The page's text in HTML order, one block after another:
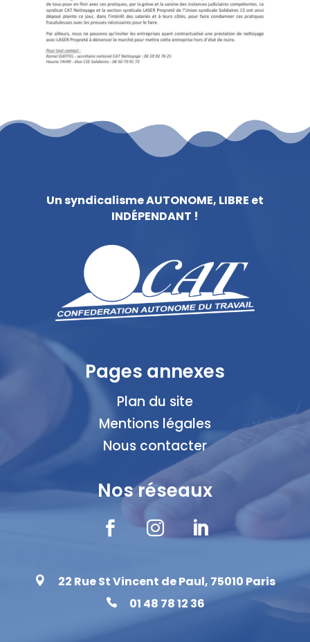
Un syndicalisme AUTONOME, LIBRE et
INDÉPENDANT !
Pages annexes
Plan du site
Mentions légales
Nous contacter
Nos réseaux
  
 22 Rue St Vincent de Paul, 75010 Paris
 01 48 78 12 36